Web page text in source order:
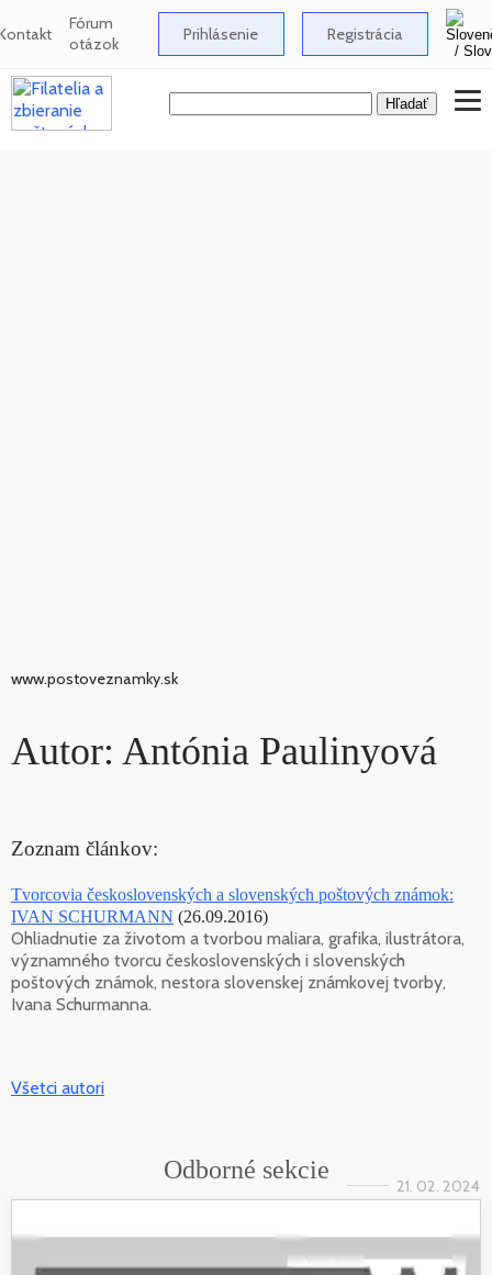
Fórum
otázok Prihlásenie Registrácia
www.postoveznamky.sk
Autor: Antónia Paulinyová
Zoznam článkov:
Tvorcovia československých a slovenských poštových známok:
IVAN SCHURMANN (26.09.2016)
Ohliadnutie za životom a tvorbou maliara, grafika, ilustrátora,
významného tvorcu československých i slovenských
poštových známok, nestora slovenskej známkovej tvorby,
Ivana Schurmanna.
Všetci autori
Odborné sekcie
21. 02. 2024